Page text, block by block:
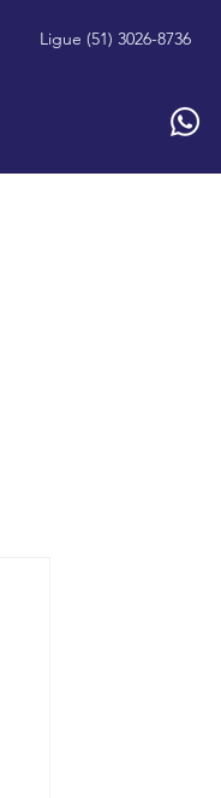
Ligue (51) 3026-8736